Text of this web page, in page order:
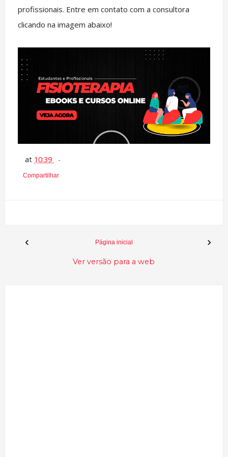
profissionais. Entre em contato com a consultora
clicando na imagem abaixo!
at 10:39
Compartilhar
‹ ›
Página inicial
Ver versão para a web